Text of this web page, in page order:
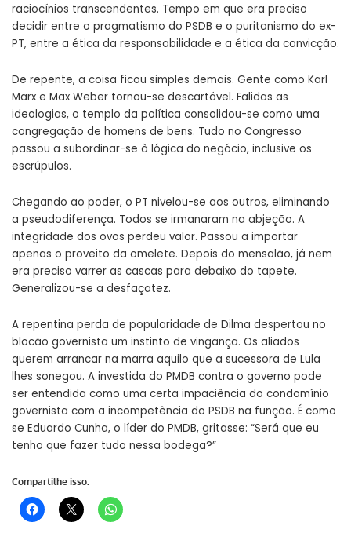
raciocínios transcendentes. Tempo em que era preciso
decidir entre o pragmatismo do PSDB e o puritanismo do ex-
PT, entre a ética da responsabilidade e a ética da convicção.
De repente, a coisa ficou simples demais. Gente como Karl
Marx e Max Weber tornou-se descartável. Falidas as
ideologias, o templo da política consolidou-se como uma
congregação de homens de bens. Tudo no Congresso
passou a subordinar-se à lógica do negócio, inclusive os
escrúpulos.
Chegando ao poder, o PT nivelou-se aos outros, eliminando
a pseudodiferença. Todos se irmanaram na abjeção. A
integridade dos ovos perdeu valor. Passou a importar
apenas o proveito da omelete. Depois do mensalão, já nem
era preciso varrer as cascas para debaixo do tapete.
Generalizou-se a desfaçatez.
A repentina perda de popularidade de Dilma despertou no
blocão governista um instinto de vingança. Os aliados
querem arrancar na marra aquilo que a sucessora de Lula
lhes sonegou. A investida do PMDB contra o governo pode
ser entendida como uma certa impaciência do condomínio
governista com a incompetência do PSDB na função. É como
se Eduardo Cunha, o líder do PMDB, gritasse: “Será que eu
tenho que fazer tudo nessa bodega?”
Compartilhe isso: